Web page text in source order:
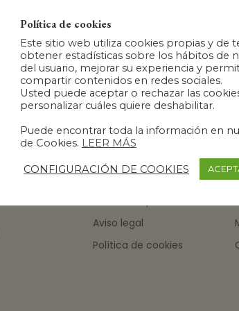
Condiciones de
contratación
Aviso legal
Política de cookies
Política de cookies
Este sitio web utiliza cookies propias y de
obtener estadísticas sobre los hábitos de
del usuario, mejorar su experiencia y
compartir contenidos en redes sociales.
Usted puede aceptar o rechazar las
personalizar cuáles quiere deshabilitar.
Puede encontrar toda la información en
de Cookies. LEER MÁS
CONFIGURACIÓN DE COOKIES